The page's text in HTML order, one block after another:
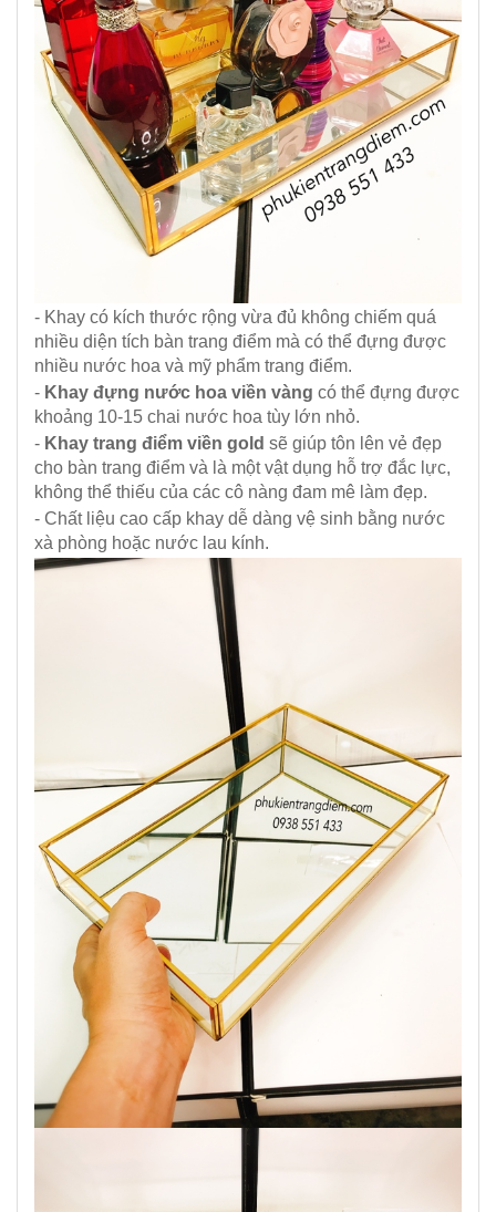
- Khay có kích thước rộng vừa đủ không chiếm quá
nhiều diện tích bàn trang điểm mà có thể đựng được
nhiều nước hoa và mỹ phẩm trang điểm.
- Khay đựng nước hoa viền vàng có thể đựng được
khoảng 10-15 chai nước hoa tùy lớn nhỏ.
- Khay trang điểm viền gold sẽ giúp tôn lên vẻ đẹp
cho bàn trang điểm và là một vật dụng hỗ trợ đắc lực,
không thể thiếu của các cô nàng đam mê làm đẹp.
- Chất liệu cao cấp khay dễ dàng vệ sinh bằng nước
xà phòng hoặc nước lau kính.